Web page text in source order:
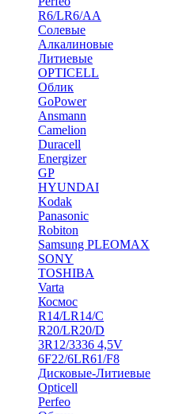
R6/LR6/AA
Солевые
Алкалиновые
Литиевые
OPTICELL
Облик
GoPower
Ansmann
Camelion
Duracell
Energizer
GP
HYUNDAI
Kodak
Panasonic
Robiton
Samsung PLEOMAX
SONY
TOSHIBA
Varta
Космос
R14/LR14/C
R20/LR20/D
3R12/3336 4,5V
6F22/6LR61/F8
Дисковые-Литиевые
Opticell
Perfeo